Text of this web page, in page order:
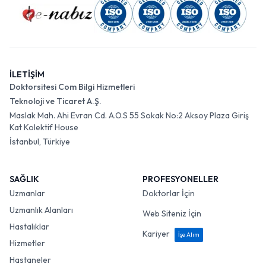
İLETİŞİM
Doktorsitesi Com Bilgi Hizmetleri
Teknoloji ve Ticaret A.Ş.
Maslak Mah. Ahi Evran Cd. A.O.S 55 Sokak No:2 Aksoy Plaza Giriş
Kat Kolektif House
İstanbul, Türkiye
SAĞLIK
Uzmanlar
Uzmanlık Alanları
Hastalıklar
Hizmetler
Hastaneler
PROFESYONELLER
Doktorlar İçin
Web Siteniz İçin
Kariyer
İşe Alım